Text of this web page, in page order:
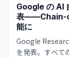
Google の AI
表——Chain-
能に
Google
を発表。すべて